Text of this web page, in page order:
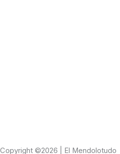
Copyright ©2026 | El Mendolotudo